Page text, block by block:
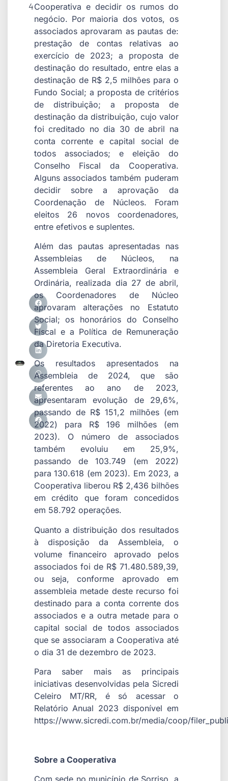
4Cooperativa e decidir os rumos do
negócio. Por maioria dos votos, os
associados aprovaram as pautas de:
prestação de contas relativas ao
exercício de 2023; a proposta de
destinação do resultado, entre elas a
destinação de R$ 2,5 milhões para o
Fundo Social; a proposta de critérios
de distribuição; a proposta de
destinação da distribuição, cujo valor
foi creditado no dia 30 de abril na
conta corrente e capital social de
todos associados; e eleição do
Conselho Fiscal da Cooperativa.
Alguns associados também puderam
decidir sobre a aprovação da
Coordenação de Núcleos. Foram
eleitos 26 novos coordenadores,
entre efetivos e suplentes.
Além das pautas apresentadas nas
Assembleias de Núcleos, na
Assembleia Geral Extraordinária e
Ordinária, realizada dia 27 de abril,
os Coordenadores de Núcleo
aprovaram alterações no Estatuto
Social; os honorários do Conselho
Fiscal e a Política de Remuneração
da Diretoria Executiva.
Os resultados apresentados na
Assembleia de 2024, que são
referentes ao ano de 2023,
apresentaram evolução de 29,6%,
passando de R$ 151,2 milhões (em
2022) para R$ 196 milhões (em
2023). O número de associados
também evoluiu em 25,9%,
passando de 103.749 (em 2022)
para 130.618 (em 2023). Em 2023, a
Cooperativa liberou R$ 2,436 bilhões
em crédito que foram concedidos
em 58.792 operações.
Quanto a distribuição dos resultados
à disposição da Assembleia, o
volume financeiro aprovado pelos
associados foi de R$ 71.480.589,39,
ou seja, conforme aprovado em
assembleia metade deste recurso foi
destinado para a conta corrente dos
associados e a outra metade para o
capital social de todos associados
que se associaram a Cooperativa até
o dia 31 de dezembro de 2023.
Para saber mais as principais
iniciativas desenvolvidas pela Sicredi
Celeiro MT/RR, é só acessar o
Relatório Anual 2023 disponível em
https://www.sicredi.com.br/media/coop/
Sobre a Cooperativa